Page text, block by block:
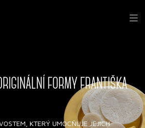
FORMY FRANTIŠKA
KTERÝ UMOCŇUJE JEJICH